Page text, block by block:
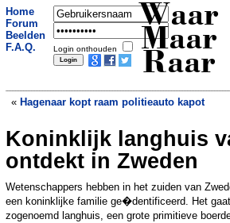
Home
Forum
Beelden
F.A.Q.
Login onthouden
Waar
Maar
Raar
« Hagenaar kopt raam politieauto kapot
In dit Japanse
poppen dan
Koninklijk langhuis
ontdekt in Zweden
Wetenschappers hebben in het zuiden van
een koninklijke familie ge�dentificeerd. Het
zogenoemd langhuis, een grote primitieve